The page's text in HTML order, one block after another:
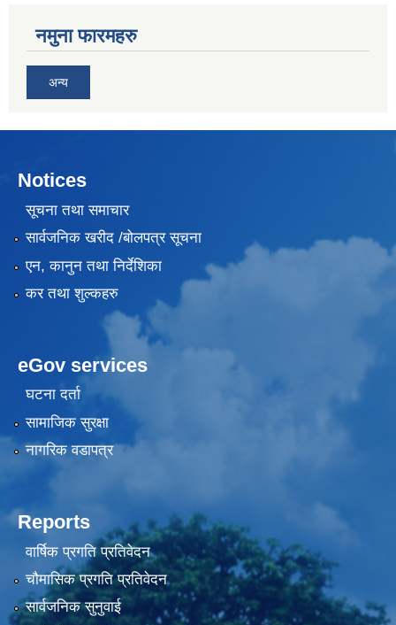
नमुना फारमहरु
अन्य
Notices
सूचना तथा समाचार
सार्वजनिक खरीद /बोलपत्र सूचना
एन, कानुन तथा निर्देशिका
कर तथा शुल्कहरु
eGov services
घटना दर्ता
सामाजिक सुरक्षा
नागरिक वडापत्र
Reports
वार्षिक प्रगति प्रतिवेदन
चौमासिक प्रगति प्रतिवेदन
सार्वजनिक सुनुवाई